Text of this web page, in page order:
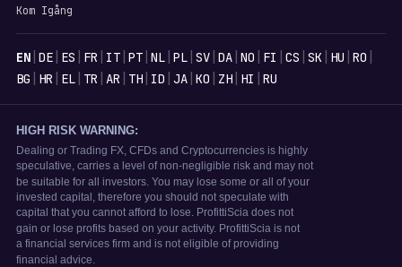
Kom Igång
Språk
EN| DE| ES FR IT| PT| NL| PL| SV| DA| NO FI CS SK| HU RO
BG HR EL| TR AR TH| ID JA| KO ZH| HI RU